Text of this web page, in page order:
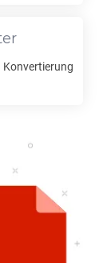
Konvertierung